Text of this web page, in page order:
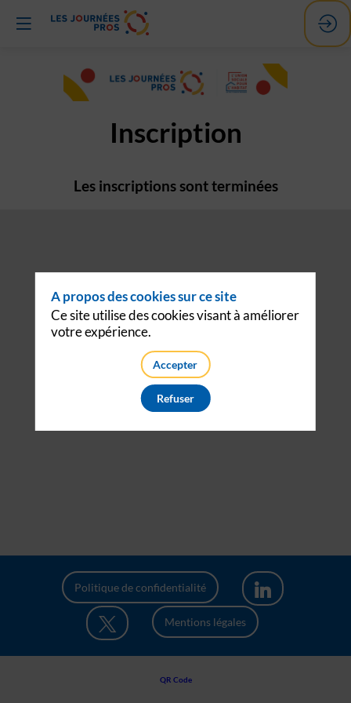
Inscription
Les inscriptions sont terminées
Politique de confidentialité
Mentions légales
QR Code
A propos des cookies sur ce site
Ce site utilise des cookies visant à améliorer
votre expérience.
Accepter
Refuser